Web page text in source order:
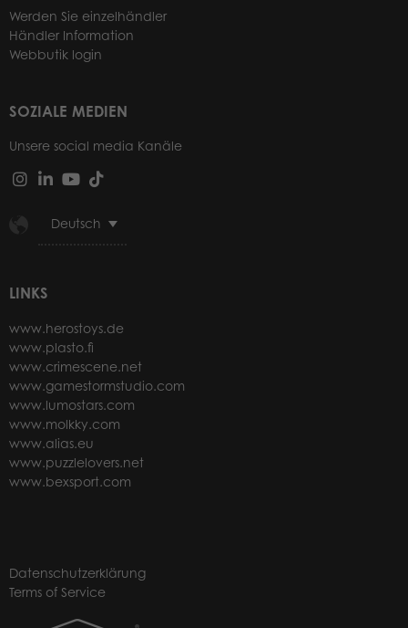
Werden Sie einzelhändler
Händler Information
Webbutik login
SOZIALE MEDIEN
Unsere social media Kanäle
Deutsch
LINKS
www.herostoys.de
www.plasto.fi
www.crimescene.net
www.gamestormstudio.com
www.lumostars.com
www.molkky.com
www.alias.eu
www.puzzlelovers.net
www.bexsport.com
Datenschutzerklärung
Terms of Service